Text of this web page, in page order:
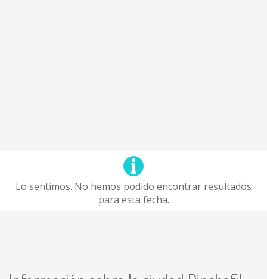
Lo sentimos. No hemos podido encontrar resultados
para esta fecha.